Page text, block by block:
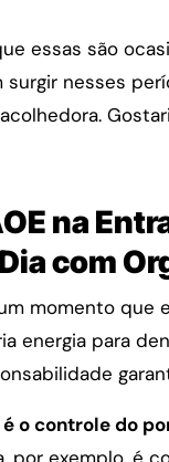
essas são
nesses
na
com
momento que
energia para
o controle do